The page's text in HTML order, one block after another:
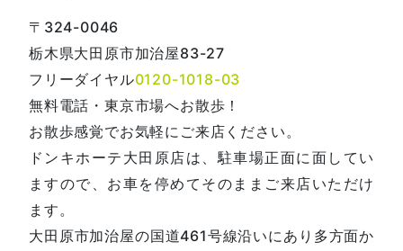
〒324-0046
栃木県大田原市加治屋83-27
フリーダイヤル0120-1018-03
無料電話・東京市場へお散歩！
お散歩感覚でお気軽にご来店ください。
ドンキホーテ大田原店は、駐車場正面に面してい
ますので、お車を停めてそのままご来店いただけ
ます。
大田原市加治屋の国道461号線沿いにあり多方面か